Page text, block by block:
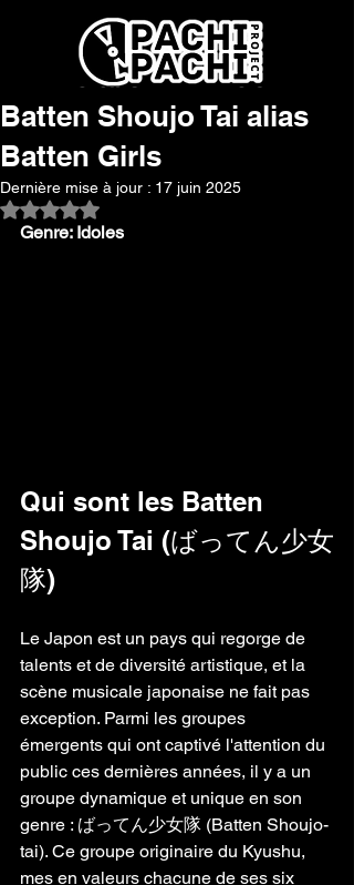
Batten Shoujo Tai alias
Batten Girls
Dernière mise à jour : 17 juin 2025
Noté NaN étoiles sur 5.
Genre: Idoles
Qui sont les Batten
Shoujo Tai (ばってん少女
隊)
Le Japon est un pays qui regorge de
talents et de diversité artistique, et la
scène musicale japonaise ne fait pas
exception. Parmi les groupes
émergents qui ont captivé l'attention du
public ces dernières années, il y a un
groupe dynamique et unique en son
genre : ばってん少女隊 (Batten Shoujo-
tai). Ce groupe originaire du Kyushu,
mes en valeurs chacune de ses six